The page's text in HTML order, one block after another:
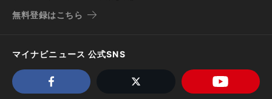
無料登録はこちら
マイナビニュース 公式SNS